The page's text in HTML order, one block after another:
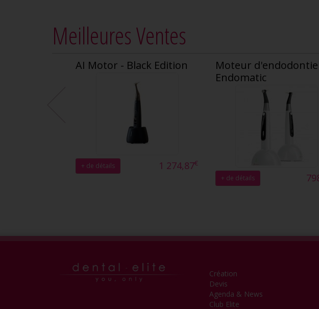
Meilleures Ventes
AI Motor - Black Edition
+ de détails 1 274,87€
Moteur d'endodontie
Endomatic
+ de détails
Création
Devis
Agenda & News
Club Elite